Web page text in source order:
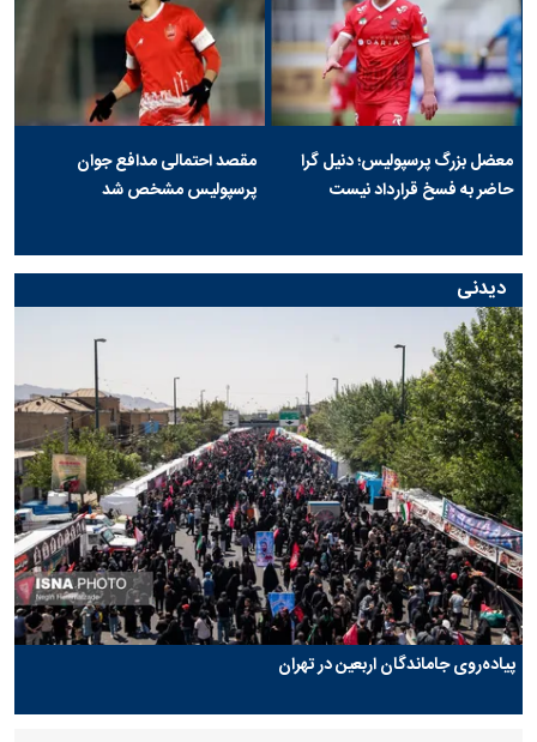
معضل بزرگ پرسپولیس؛ دنیل گرا
حاضر به فسخ قرارداد نیست
مقصد احتمالی مدافع جوان
پرسپولیس مشخص شد
دیدنی
پیاده‌روی جاماندگان اربعین در تهران